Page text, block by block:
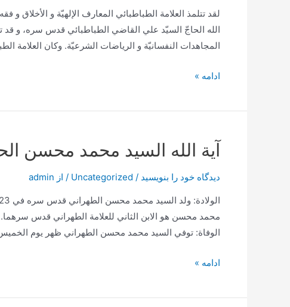
لقد تتلمذ العلامة الطباطبائي المعارف الإلهيّة و الأخلاق
الله الحاجّ السيّد علي القاضي الطباطبائي قدس سره، و قد
المجاهدات النفسانيّة و الرياضات الشرعيّة. وكان العلامة
أستاذ
السير
و
السلوك
العرفان
ادامه »
آية الله السيد محمد محسن
دیدگاه‌ خود را بنویسید /
Uncategorized / از admin
محمد محسن هو الابن الثاني للعلامة الطهراني قدس سرهما.
الوفاة: توفي السيد محمد محسن الطهراني ظهر يوم الخميس 26 من شهر شعبان ‌المعظّم لعام 1440 هـ.ق، في
آية
ادامه »